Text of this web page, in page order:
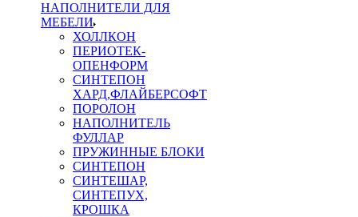
НАПОЛНИТЕЛИ ДЛЯ
МЕБЕЛИ
ХОЛЛКОН
ПЕРИОТЕК-
ОПЕНФОРМ
СИНТЕПОН
ХАРД,ФЛАЙБЕРСОФТ
ПОРОЛОН
НАПОЛНИТЕЛЬ
ФУЛЛАР
ПРУЖИННЫЕ БЛОКИ
СИНТЕПОН
СИНТЕШАР,
СИНТЕПУХ,
КРОШКА